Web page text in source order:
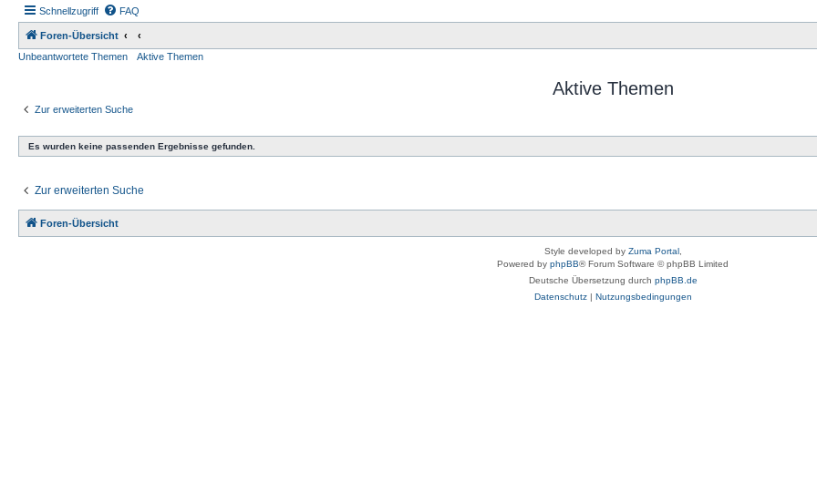
Schnellzugriff FAQ
Foren-Übersicht
Unbeantwortete Themen
Aktive Themen
Aktive Themen
Zur erweiterten Suche
Es wurden keine passenden Ergebnisse gefunden.
Zur erweiterten Suche
Foren-Übersicht
Style developed by Zuma Portal,
Powered by phpBB® Forum Software © phpBB Limited
Deutsche Übersetzung durch phpBB.de
Datenschutz| Nutzungsbedingungen